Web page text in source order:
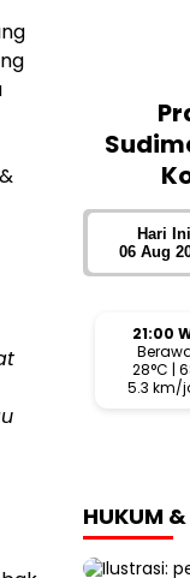
Hari Ini
06 Aug
21:00
28°C |
5.3 km/
HUKUM